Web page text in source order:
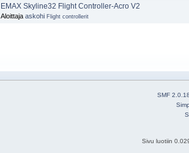
EMAX Skyline32 Flight Controller-Acro V2
Aloittaja askohi Flight controllerit
SMF
Sivu luotiin